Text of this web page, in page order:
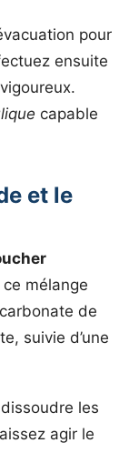
pour
ensuite
capable
et le
mélange
de
suivie d’une
les
agir le